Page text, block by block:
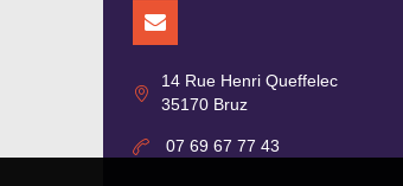
14 Rue Henri Queffelec
35170 Bruz
07 69 67 77 43